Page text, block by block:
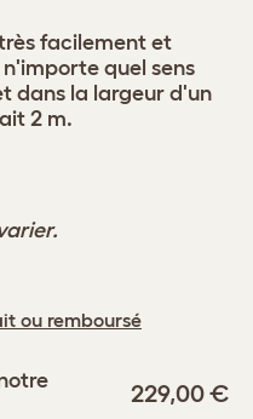
ou remboursé
229,00 €
facilement et
quel sens
dans la largeur d'un
2 m.